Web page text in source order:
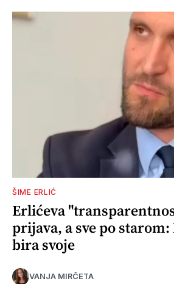
ŠIME ERLIĆ
Erlićeva
prijava, a sve po starom:
bira svoje
VANJA MIRČETA